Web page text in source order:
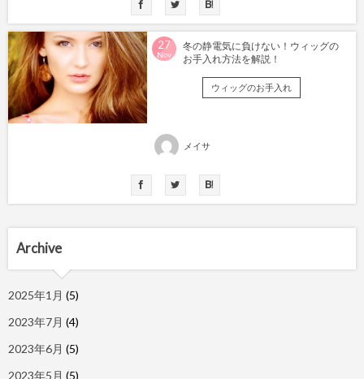
27
Nov
冬の静電気に負けない！ウィッグの
お手入れ方法を解説！
ウィッグのお手入れ
メイサ
Archive
2025年1月 (5)
2023年7月 (4)
2023年6月 (5)
2023年5月 (5)